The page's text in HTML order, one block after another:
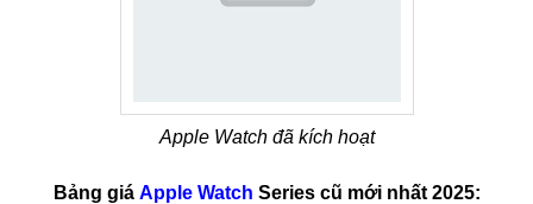
Apple Watch đã kích hoạt
Bảng giá Apple Watch Series cũ mới nhất 2025: